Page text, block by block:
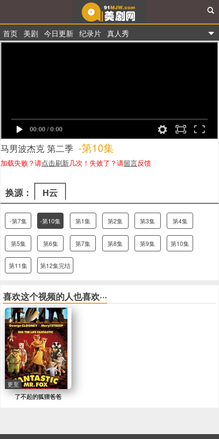
首页 美剧 今日更新 纪录片 真人秀
马男波杰克 第二季 -第10集
加载失败？请点击刷新几次！失效了？请留言反馈
换源： H云
-第7集 -第10集 第1集 第2集 第3集 第4集
第5集 第6集 第7集 第8集 第9集 第10集
第11集 第12集完结
喜欢这个视频的人也喜欢···
了不起的狐狸爸爸
更至